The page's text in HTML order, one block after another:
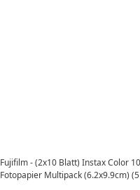
Fujifilm - (2x10 Blatt) Instax Color
Fotopapier Multipack (6.2x9.9cm)